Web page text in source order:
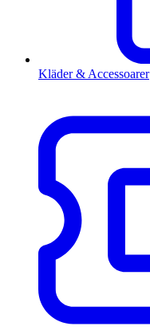
Kläder & Accessoarer